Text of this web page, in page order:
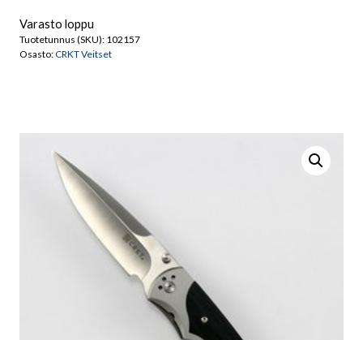
Varasto loppu
Tuotetunnus (SKU): 102157
Osasto:CRKT Veitset